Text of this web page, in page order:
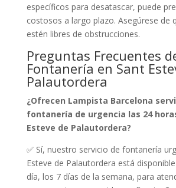
específicos para desatascar, puede
costosos a largo plazo. Asegúrese de
estén libres de obstrucciones.
Preguntas Frecuentes
Fontanería en Sant
Palautordera
¿Ofrecen Lampista Barcelona
fontanería de urgencia las 24
Esteve de Palautordera?
✅ Sí, nuestro servicio de fontanería
Esteve de Palautordera está
día, los 7 días de la semana, para